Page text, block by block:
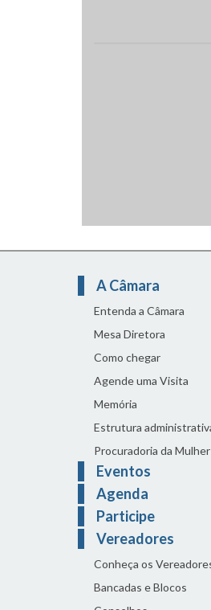
A Câmara
Entenda a Câmara
Mesa Diretora
Como chegar
Agende uma Visita
Memória
Estrutura
Procuradoria da Mulher
Eventos
Agenda
Participe
Vereadores
Conheça os
Bancadas e Blocos